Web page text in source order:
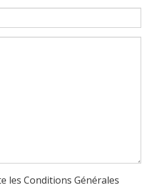
les Conditions Générales